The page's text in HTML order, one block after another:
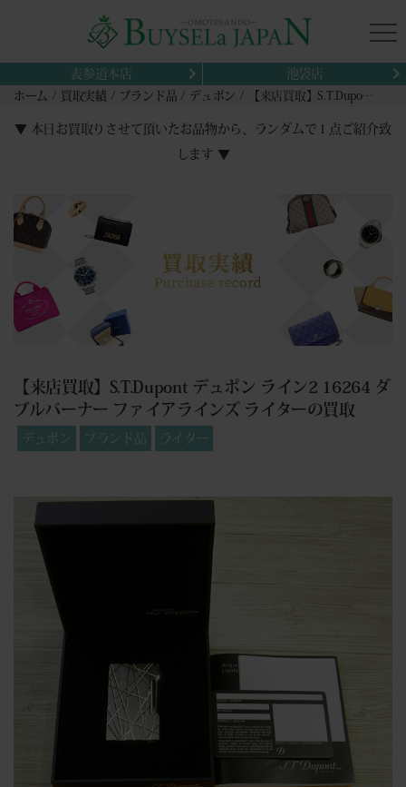
表参道本店 池袋店
ホーム 買取実績 ブランド品 デュポン 【来店買取】S.T.Dupont デュポン ライン2 16264 ダブルバーナー ファイアラインズ ライターの買取
▼ 本日お買取りさせて頂いたお品物から、ランダムで１点ご紹介致
します ▼
【来店買取】S.T.Dupont デュポン ライン2 16264 ダ
ブルバーナー ファイアラインズ ライターの買取
デュポン ブランド品 ライター